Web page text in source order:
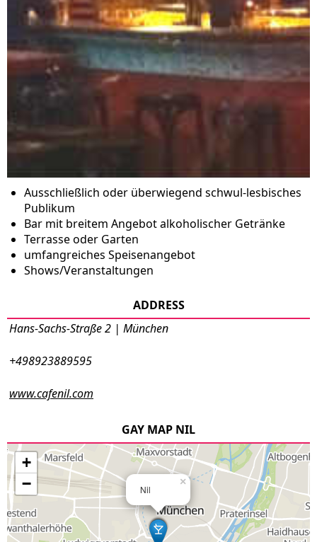
Ausschließlich oder überwiegend schwul-lesbisches
Publikum
Bar mit breitem Angebot alkoholischer Getränke
Terrasse oder Garten
umfangreiches Speisenangebot
Shows/Veranstaltungen
ADDRESS
Hans-Sachs-Straße 2 | München
+498923889595
www.cafenil.com
GAY MAP NIL
Nil
×
+
−